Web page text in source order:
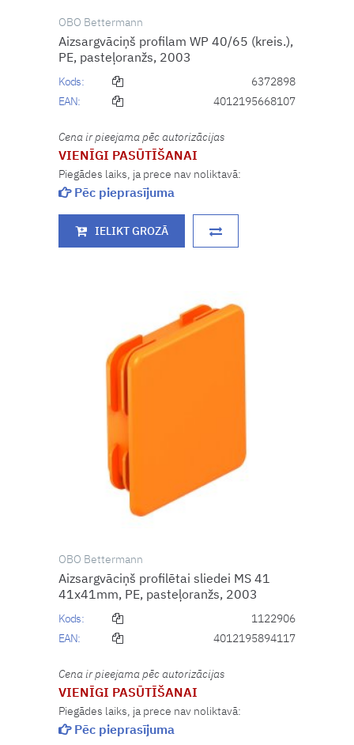
OBO Bettermann
Aizsargvāciņš profilam WP 40/65 (kreis.),
PE, pasteļoranžs, 2003
Kods:
6372898
EAN:
4012195668107
Cena ir pieejama pēc autorizācijas
VIENĪGI PASŪTĪŠANAI
Piegādes laiks, ja prece nav noliktavā:
Pēc pieprasījuma
IELIKT GROZĀ
OBO Bettermann
Aizsargvāciņš profilētai sliedei MS 41
41x41mm, PE, pasteļoranžs, 2003
Kods:
1122906
EAN:
4012195894117
Cena ir pieejama pēc autorizācijas
VIENĪGI PASŪTĪŠANAI
Piegādes laiks, ja prece nav noliktavā:
Pēc pieprasījuma